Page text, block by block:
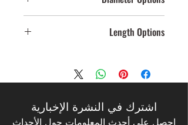
Length Options
اشترك في النشرة الإخبارية